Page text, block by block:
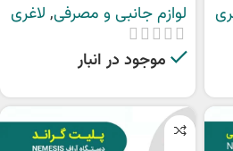
لوازم جانبی و مصرفی, لاغری
موجود در انبار